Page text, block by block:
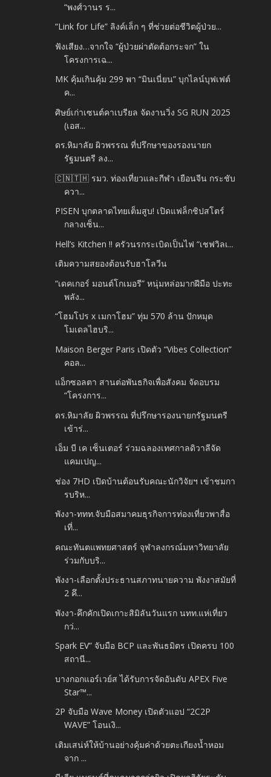
“พงศ์วานร ร...
“Link for Life” ลิงค์เล็ก ๆ ที่ช่วยต่อชีวิตผู้ป่วย...
ฟังเสียง…จากใจ “ผู้ป่วยผ่าตัดต้อกระจก” ใน
โครงการเฉ...
MK คุ้มเกินคุ้ม 299 พา “มินเนี่ยน” บุกไลน์บุฟเฟต์
ค...
ศิษย์เก่าเซนต์คาเบรียล จัดงานวิ่ง SG RUN 2025
(เอส...
ดร.หิมาลัย ผิวพรรณ ที่ปรึกษาของรองนายก
รัฐมนตรี ลง...
🇨🇳🇹🇭 รมว. ท่องเที่ยวและกีฬา เยือนจีน กระชับ
ควา...
PISEN บุกตลาดไทยเต็มสูบ! เปิดแฟล็กชิปสโตร์
กลางเซ็น...
Hell’s Kitchen !! ครัวนรกระเบิดเป็นไฟ “เชฟวิลเ...
เติมความสยองต้อนรับฮาโลวีน
“เดคเกอร์ มอนต์โกเมอรี” หนุ่มหล่อมากฝีมือ ปะทะ
พลัง...
“โฮมโปร x เมกาโฮม” ทุ่ม 570 ล้าน ปักหมุด
โมเดลไฮบริ...
Maison Berger Paris เปิดตัว “Vibes Collection”
คอล...
แอ็กซอลตา สานต่อพันธกิจเพื่อสังคม จัดอบรม
“โครงการ...
ดร.หิมาลัย ผิวพรรณ ที่ปรึกษารองนายกรัฐมนตรี
เข้าร่...
เอ็ม บี เค เซ็นเตอร์ ร่วมฉลองเทศกาลดิวาลีจัด
แคมเปญ...
ช่อง 7HD เปิดบ้านต้อนรับคณะนักวิจัยฯ เข้าชมกา
รบริห...
พังงา-ททท.จับมือสมาคมธุรกิจการท่องเที่ยวพาสื่อ
เที่...
คณะทันตแพทยศาสตร์ จุฬาลงกรณ์มหาวิทยาลัย
ร่วมกับบริ...
พังงา-เลือกตั้งประธานสภาทนายความ พังงาสมัยที่
2 คึ...
พังงา-คึกคักเปิดเกาะสิมิลันวันแรก นทท.แห่เที่ยว
กว่...
Spark EV” จับมือ BCP และพันธมิตร เปิดครบ 100
สถานี...
บางกอกแอร์เวย์ส ได้รับการจัดอันดับ APEX Five
Star™...
2P จับมือ Wave Money เปิดตัวแอป “2C2P
WAVE” โอนเงิ...
เติมเสน่ห์ให้บ้านอย่างคุ้มค่าด้วยตะเกียงน้ำหอม
จาก ...